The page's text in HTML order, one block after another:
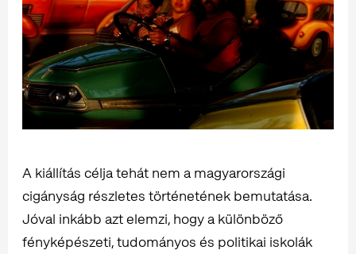
A kiállítás célja tehát nem a magyarországi
cigányság részletes történetének bemutatása.
Jóval inkább azt elemzi, hogy a különböző
fényképészeti, tudományos és politikai iskolák